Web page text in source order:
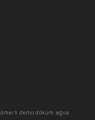
ömerli demirdöküm ağva